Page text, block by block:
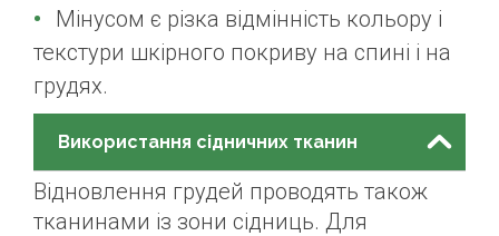
Мінусом є різка відмінність кольору і
текстури шкірного покриву на спині і на
грудях.
Використання сідничних тканин
Відновлення грудей проводять також
тканинами із зони сідниць. Для